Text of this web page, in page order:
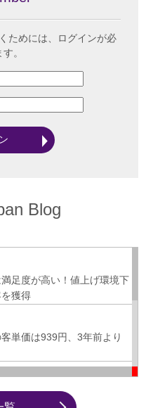
ためには、ログインが必
。
Blog
足度が高い！値上げ環境下
獲得
単価は939円、3年前より
飲食店への需要シフト鮮明